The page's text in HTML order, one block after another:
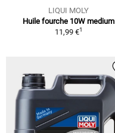
LIQUI MOLY
Huile fourche 10W medium
11,99 €1